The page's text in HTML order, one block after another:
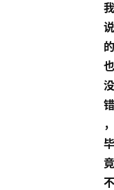
我
说
的
也
没
错
，
毕
竟
不